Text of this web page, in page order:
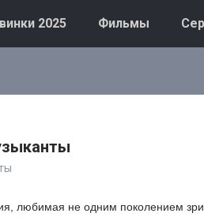
2025 Фильмы
любимая не одним поколением